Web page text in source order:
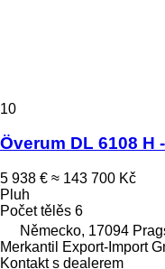
10
Överum DL 6108 H
5 938 € ≈ 143 700 Kč
Pluh
Počet tělěs 6
Německo, 17094
Merkantil Export-Import
Kontakt s dealerem